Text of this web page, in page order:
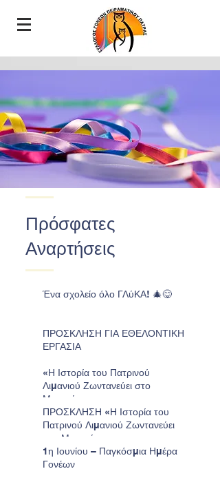
Πρόσφατες
Αναρτήσεις
Ένα σχολείο όλο ΓΛύΚΑ! 🎄😋
ΠΡΟΣΚΛΗΣΗ ΓΙΑ ΕΘΕΛΟΝΤΙΚΗ
ΕΡΓΑΣΙΑ
«Η Ιστορία του Πατρινού
Λιμανιού Ζωντανεύει στο
Μουσείο»
ΠΡΟΣΚΛΗΣΗ «Η Ιστορία του
Πατρινού Λιμανιού Ζωντανεύει
στο Μουσείο»
1η Ιουνίου – Παγκόσμια Ημέρα
Γονέων